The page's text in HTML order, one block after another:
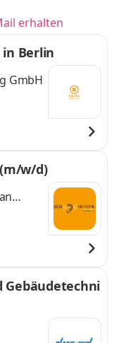
erhalten
Berlin
GmbH
w/d)
Gebäudetechni